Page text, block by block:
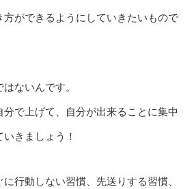
方ができるようにしていきたいもので
ないんです。
で上げて、自分が出来ることに集中
きましょう！
行動しない習慣、先送りする習慣、